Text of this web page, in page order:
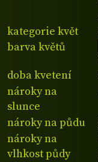
kategorie květ
barva květů
doba kvetení
nároky na
slunce
nároky na půdu
nároky na
vlhkost půdy